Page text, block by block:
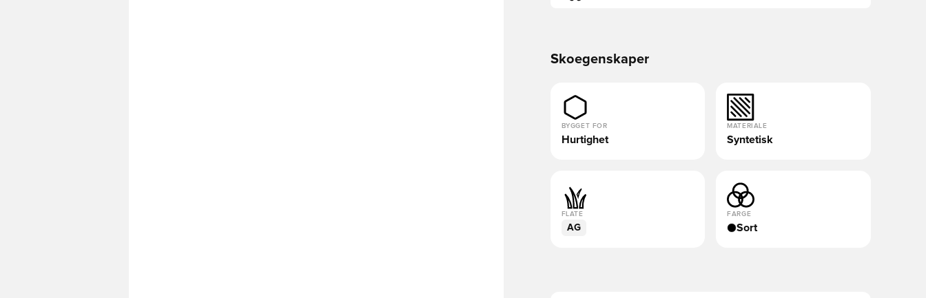
Skoegenskaper
BYGGET FOR
Hurtighet
MATERIALE
Syntetisk
FLATE
AG
FARGE
Sort